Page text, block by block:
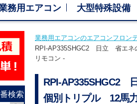
務用エアコン 大型特殊設備
検索
業務用エアコンのエアコンフロン
RPI-AP335SHGC2 日立 省エネ
リモコン -
RPI-AP335SHGC2
個別トリプル 12馬